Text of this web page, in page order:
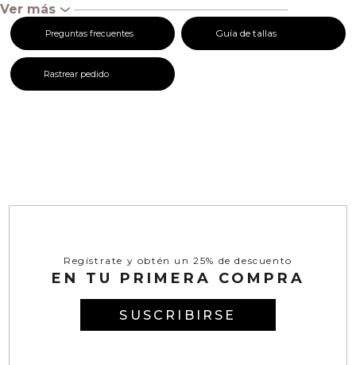
Ver más‹
Preguntas frecuentes Guía de tallas
Rastrear pedido
Regístrate y obtén un 25% de descuento
EN TU PRIMERA COMPRA
SUSCRIBIRSE